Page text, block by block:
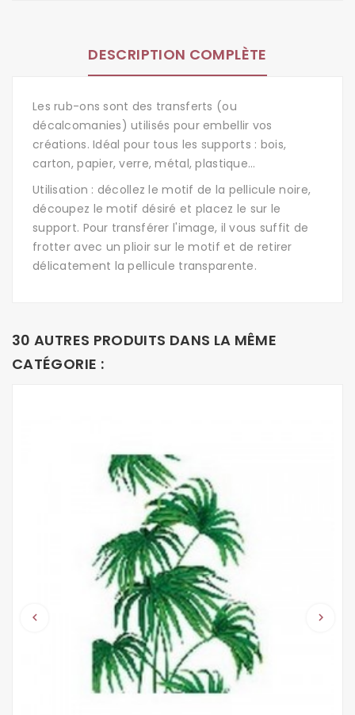
DESCRIPTION COMPLÈTE
Les rub-ons sont des transferts (ou
décalcomanies) utilisés pour embellir vos
créations. Idéal pour tous les supports : bois,
carton, papier, verre, métal, plastique...
Utilisation : décollez le motif de la pellicule noire,
découpez le motif désiré et placez le sur le
support. Pour transférer l'image, il vous suffit de
frotter avec un plioir sur le motif et de retirer
délicatement la pellicule transparente.
30 AUTRES PRODUITS DANS LA MÊME
CATÉGORIE :
keyboard_arrow_left keyboard_arrow_right